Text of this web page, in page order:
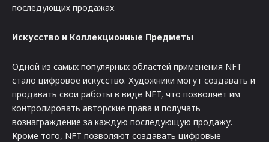
последующих продажах.
Искусство и Коллекционные Предметы
Одной из самых популярных областей применения NFT
стало цифровое искусство. Художники могут создавать и
продавать свои работы в виде NFT, что позволяет им
контролировать авторские права и получать
вознаграждение за каждую последующую продажу.
Кроме того, NFT позволяют создавать цифровые